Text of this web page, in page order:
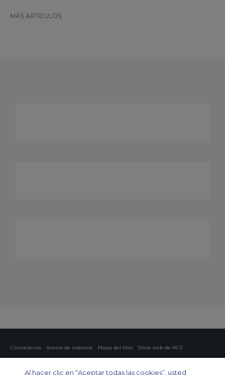
MÁS ARTÍCULOS
Contactenos Acerca de nosotros Mapa del sitio
Sitios web de ACS
Chárter privado
Chárter para grupos Chárter de carga Guía de aviones
Al hacer clic en “Aceptar todas las cookies”, usted